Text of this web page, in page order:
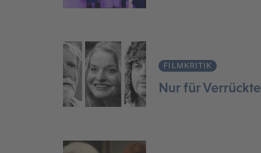
FILMKRITIK
Nur für Verrückte